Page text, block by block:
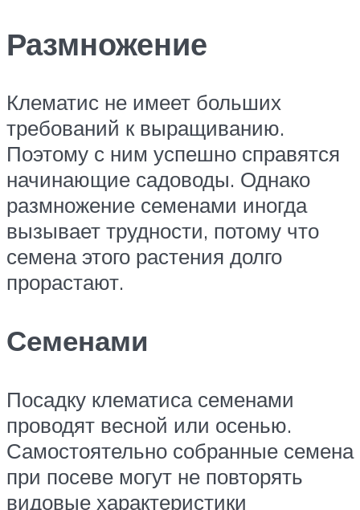
Размножение
Клематис не имеет больших
требований к выращиванию.
Поэтому с ним успешно справятся
начинающие садоводы. Однако
размножение семенами иногда
вызывает трудности, потому что
семена этого растения долго
прорастают.
Семенами
Посадку клематиса семенами
проводят весной или осенью.
Самостоятельно собранные семена
при посеве могут не повторять
видовые характеристики